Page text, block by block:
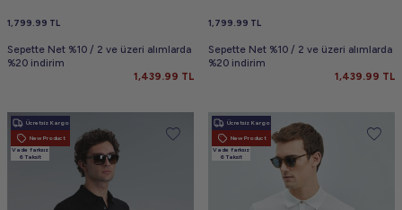
1,799.99 TL
Sepette Net %10 / 2 ve üzeri alımlarda
%20 indirim
1,439.99 TL
1,799.99 TL
Sepette Net %10 / 2 ve üzeri alımlarda
%20 indirim
1,439.99 TL
Ücretsiz Kargo
New Product
Vade farksız
6 Taksit
Ücretsiz Kargo
New Product
Vade farksız
6 Taksit